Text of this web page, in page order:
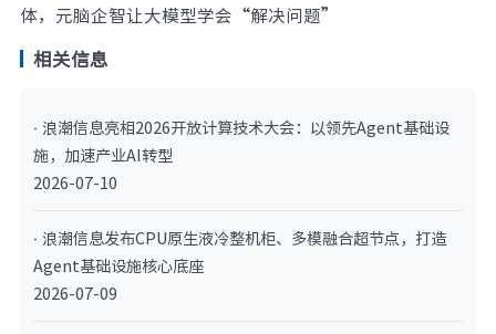
体，元脑企智让大模型学会“解决问题”
相关信息
· 浪潮信息亮相2026开放计算技术大会：以领先Agent基础设
施，加速产业AI转型
2026-07-10
· 浪潮信息发布CPU原生液冷整机柜、多模融合超节点，打造
Agent基础设施核心底座
2026-07-09